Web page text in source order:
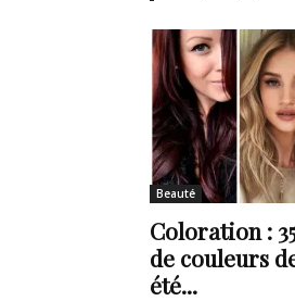
Beauté
Coloration :
de couleurs
été...